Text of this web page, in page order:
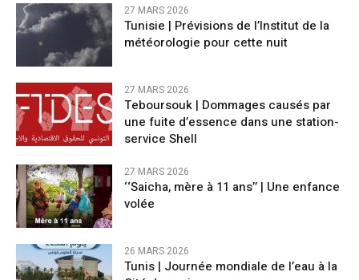
27 MARS 2026
Tunisie | Prévisions de l’Institut de la
météorologie pour cette nuit
27 MARS 2026
Teboursouk | Dommages causés par
une fuite d’essence dans une station-
service Shell
27 MARS 2026
‘‘Saicha, mère à 11 ans’’ | Une enfance
volée
26 MARS 2026
Tunis | Journée mondiale de l’eau à la